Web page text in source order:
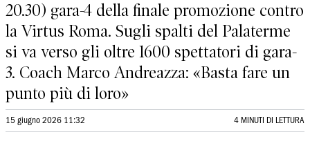
20.30) gara-4 della finale promozione contro
la Virtus Roma. Sugli spalti del Palaterme
si va verso gli oltre 1600 spettatori di gara-
3. Coach Marco Andreazza: «Basta fare un
punto più di loro»
15 giugno 2026 11:32 4 MINUTI DI LETTURA